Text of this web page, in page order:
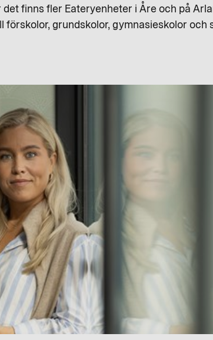
finns fler Eateryenheter i Åre och på
förskolor, grundskolor, gymnasieskolor och